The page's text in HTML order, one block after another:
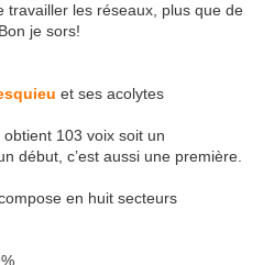
travailler les réseaux, plus que de
je sors!
et ses acolytes
obtient 103 voix soit un
un début, c’est aussi une première.
en huit secteurs